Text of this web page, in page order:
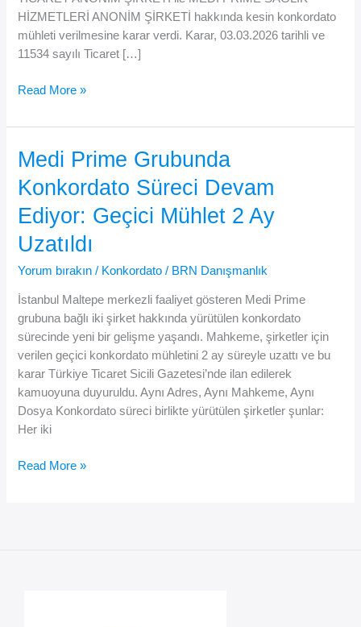
HİZMETLERİ ANONİM ŞİRKETİ hakkında kesin konkordato
mühleti verilmesine karar verdi. Karar, 03.03.2026 tarihli ve
11534 sayılı Ticaret […]
Medi
İlaç
Medi
Prime
1
Yıllık
Konkordato
Sürecine
Girdi
Read More »
Medi Prime Grubunda
Konkordato Süreci Devam
Ediyor: Geçici Mühlet 2 Ay
Uzatıldı
Yorum bırakın / Konkordato / BRN Danışmanlık
İstanbul Maltepe merkezli faaliyet gösteren Medi Prime
grubuna bağlı iki şirket hakkında yürütülen konkordato
sürecinde yeni bir gelişme yaşandı. Mahkeme, şirketler için
verilen geçici konkordato mühletini 2 ay süreyle uzattı ve bu
karar Türkiye Ticaret Sicili Gazetesi’nde ilan edilerek
kamuoyuna duyuruldu. Aynı Adres, Aynı Mahkeme, Aynı
Dosya Konkordato süreci birlikte yürütülen şirketler şunlar:
Her iki
Medi
Read More »